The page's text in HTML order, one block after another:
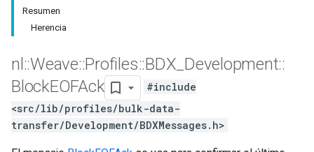
Resumen
Herencia
nl ::Weave::Profiles::BDX Development::
BlockEOFAck
#include
<src/lib/profiles/bulk-data-
transfer/Development/BDXMessages.h>